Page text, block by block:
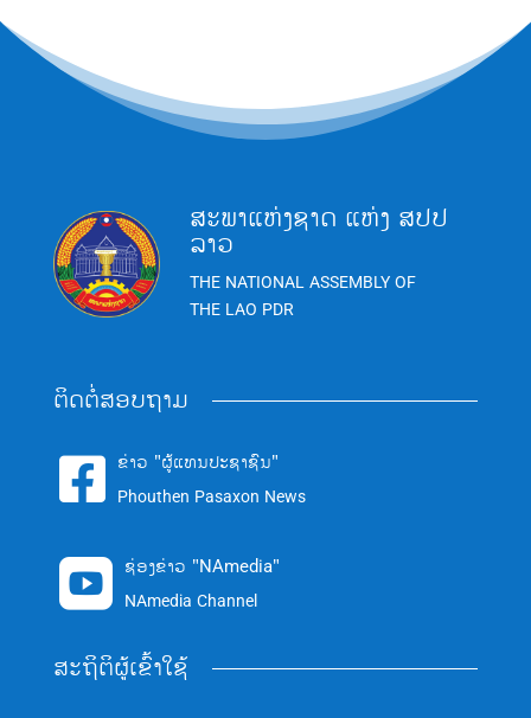
ສະພາແຫ່ງຊາດ ແຫ່ງ ສປປ
ລາວ
THE NATIONAL ASSEMBLY OF
THE LAO PDR
ຕິດຕໍ່ສອບຖາມ
 ຂ່າວ "ຜູ້ແທນປະຊາຊົນ"
Phouthen Pasaxon News
 ຊ່ອງຂ່າວ "NAmedia"
NAmedia Channel
ສະຖິຕິຜູ້ເຂົ້າໃຊ້